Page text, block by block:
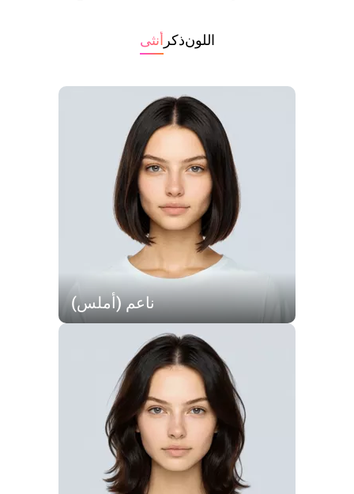
أنثى ذكراللون
ناعم (أملس)